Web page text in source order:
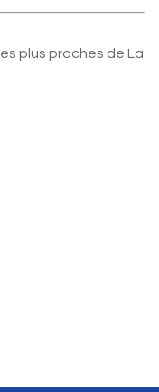
plus proches de La